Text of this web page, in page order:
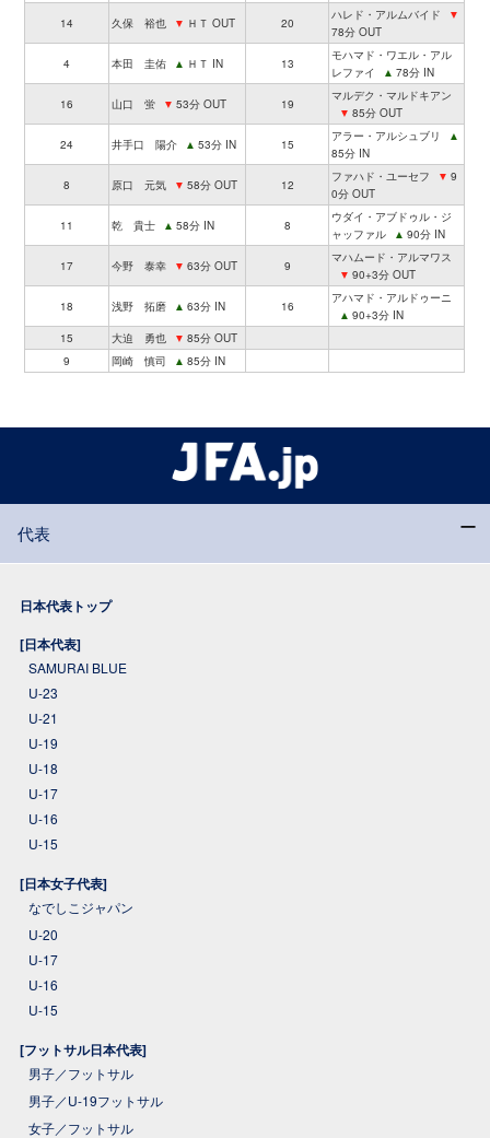
14 久保 裕也 ▼ ＨＴ OUT 20
ハレド・アルムバイド
▼
78分 OUT
4 本田 圭佑 ▲ ＨＴ IN 13
モハマド・ワエル・アル
レファイ
▲ 78分 IN
16 山口 蛍 ▼ 53分 OUT 19
マルデク・マルドキアン
▼ 85分 OUT
24 井手口 陽介 ▲ 53分 IN 15
アラー・アルシュブリ
▲
85分 IN
8 原口 元気 ▼ 58分 OUT 12
ファハド・ユーセフ ▼ 9
0分 OUT
11 乾 貴士 ▲ 58分 IN 8
ウダイ・アブドゥル・ジ
ャッファル
▲ 90分 IN
17 今野 泰幸 ▼ 63分 OUT 9
マハムード・アルマワス
▼ 90+3分 OUT
18 浅野 拓磨 ▲ 63分 IN 16
アハマド・アルドゥーニ
▲ 90+3分 IN
15
大迫 勇也 ▼ 85分 OUT
9
岡崎 慎司 ▲ 85分 IN
代表
日本代表トップ
[日本代表]
SAMURAI BLUE
U-23
U-21
U-19
U-18
U-17
U-16
U-15
[日本女子代表]
なでしこジャパン
U-20
U-17
U-16
U-15
[フットサル日本代表]
男子／フットサル
男子／U-19フットサル
女子／フットサル